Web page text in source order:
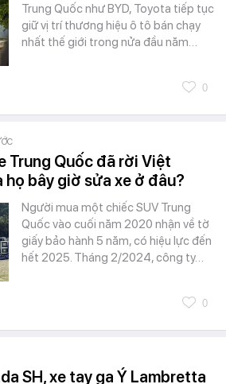
Trung Quốc như BYD, Toyota tiếp tục
giữ vị trí thương hiệu ô tô bán chạy
nhất thế giới trong nửa đầu năm…
0
Trung Quốc đã rời Việt
họ bây giờ sửa xe ở đâu?
Người mua một chiếc SUV Trung
Quốc vào cuối năm 2020 nhận về tờ
giấy bảo hành 5 năm, có hiệu lực đến
hết 2025. Tháng 2/2024, công ty…
0
SH, xe tay ga Ý Lambretta